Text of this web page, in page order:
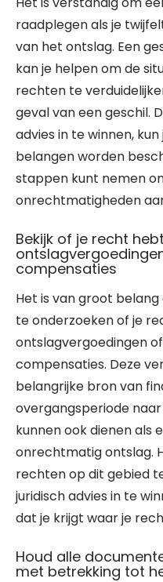
raadplegen als je
van het ontslag. Een
kan je helpen om de
rechten te
geval van een geschil.
advies in te winnen,
belangen worden
stappen kunt nemen
onrechtmatigheden
Bekijk of je recht
compensaties
Het is van groot
te onderzoeken of je
ontslagvergoedingen
compensaties. Deze
belangrijke bron van
overgangsperiode
kunnen ook dienen als
onrechtmatig ontslag.
rechten op dit gebied
juridisch advies in te
dat je krijgt waar je
Houd alle
met betrekking tot